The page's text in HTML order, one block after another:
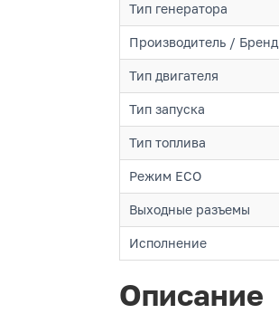
Тип генератора
Производитель / Бренд
Тип двигателя
Тип запуска
Тип топлива
Режим ECO
Выходные разъемы
Исполнение
Описание